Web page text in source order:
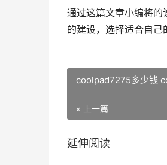
通过这篇文章小编将的
的建设，选择适合自己
coolpad7275多少钱
« 上一篇
延伸阅读